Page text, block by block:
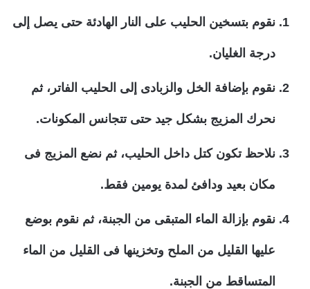
نقوم بتسخين الحليب على النار الهادئة حتى يصل إلى
درجة الغليان.
نقوم بإضافة الخل والزبادى إلى الحليب الفاتر، ثم
نحرك المزيج بشكل جيد حتى تتجانس المكونات.
نلاحظ تكون كتل داخل الحليب، ثم نضع المزيج فى
مكان بعيد ودافئ لمدة يومين فقط.
نقوم بإزالة الماء المتبقى من الجبنة، ثم نقوم بوضع
عليها القليل من الملح وتخزينها فى القليل من الماء
المتساقط من الجبنة.